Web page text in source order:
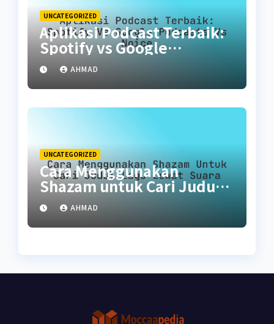
UNCATEGORIZED
Aplikasi Podcast Terbaik:
Spotify vs Google
Podcasts vs Noice
AHMAD
UNCATEGORIZED
Cara Menggunakan
Shazam untuk Cari Judul
Lagu Lewat Suara
AHMAD